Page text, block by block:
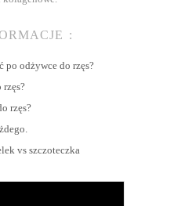
:
po odżywce do rzęs?
rzęs?
rzęs?
vs szczoteczka